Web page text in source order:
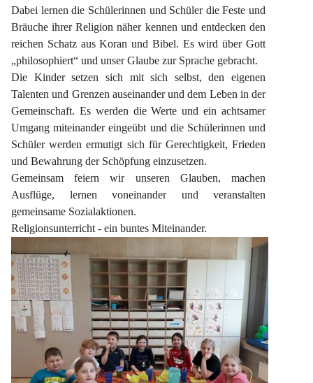
Dabei lernen die Schülerinnen und Schüler die Feste und
Bräuche ihrer Religion näher kennen und entdecken den
reichen Schatz aus Koran und Bibel. Es wird über Gott
„philosophiert“ und unser Glaube zur Sprache gebracht.
Die Kinder setzen sich mit sich selbst, den eigenen
Talenten und Grenzen auseinander und dem Leben in der
Gemeinschaft. Es werden die Werte und ein achtsamer
Umgang miteinander eingeübt und die Schülerinnen und
Schüler werden ermutigt sich für Gerechtigkeit, Frieden
und Bewahrung der Schöpfung einzusetzen.
Gemeinsam feiern wir unseren Glauben, machen
Ausflüge, lernen voneinander und veranstalten
gemeinsame Sozialaktionen.
Religionsunterricht - ein buntes Miteinander.